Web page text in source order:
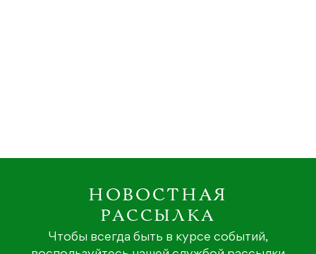
НОВОСТНАЯ
РАССЫЛКА
Чтобы всегда быть в курсе событий,